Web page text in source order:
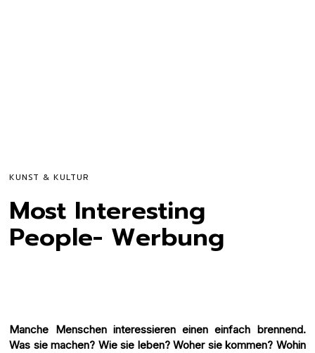
KUNST & KULTUR
Most Interesting
People- Werbung
Manche Menschen interessieren einen einfach brennend.
Was sie machen? Wie sie leben? Woher sie kommen? Wohin